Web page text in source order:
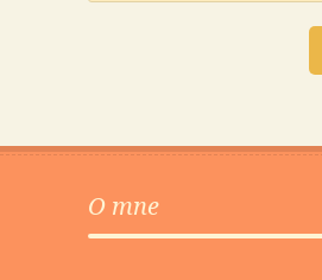
O mne